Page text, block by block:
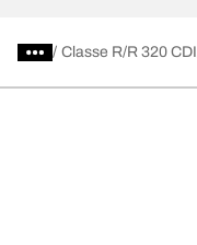
/ Classe R R 320 CDI